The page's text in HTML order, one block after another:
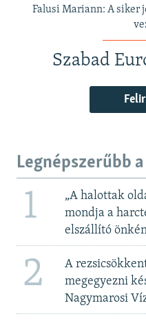
Falusi Mariann: A siker
Szabad
Legnépszerűbb
1
„A halottak
mondja a
elszállító
2
A
megegyezni
Nagymarosi